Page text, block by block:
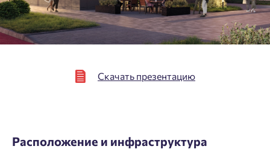
Скачать презентацию
Расположение и инфраструктура
Подтвердить